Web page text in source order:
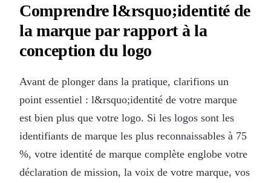
Comprendre l&rsquo;identité de
la marque par rapport à la
conception du logo
Avant de plonger dans la pratique, clarifions un
point essentiel : l&rsquo;identité de votre marque
est bien plus que votre logo. Si les logos sont les
identifiants de marque les plus reconnaissables à 75
%, votre identité de marque complète englobe votre
déclaration de mission, la voix de votre marque, vos